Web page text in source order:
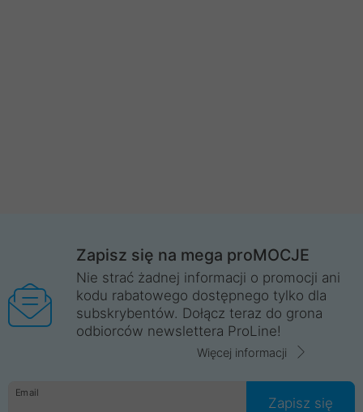
Zapisz się na mega proMOCJE
Nie strać żadnej informacji o promocji ani
kodu rabatowego dostępnego tylko dla
subskrybentów. Dołącz teraz do grona
odbiorców newslettera ProLine!
Więcej informacji
Email
Zapisz się